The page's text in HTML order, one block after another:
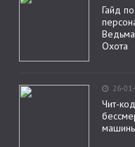
Гайд
Охота
26-
Чит-